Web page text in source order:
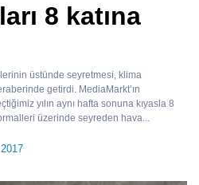
8 katına
üstünde seyretmesi, klima
getirdi. MediaMarkt’ın
yılın aynı hafta sonuna kıyasla 8
üzerinde seyreden hava...